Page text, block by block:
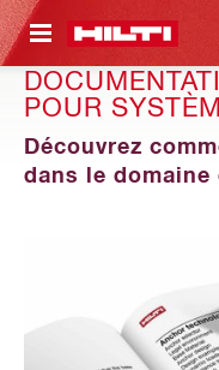
CONTENT
POUR
Découvrez
dans le